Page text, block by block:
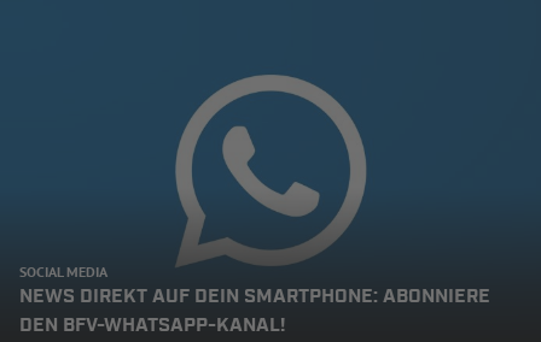
SOCIAL MEDIA
NEWS DIREKT AUF DEIN SMARTPHONE: ABONNIERE
DEN BFV-WHATSAPP-KANAL!